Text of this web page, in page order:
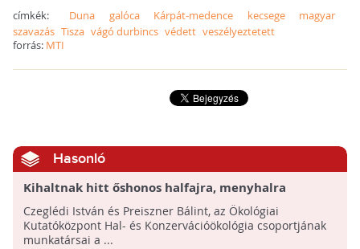
címkék: Duna galóca Kárpát-medence kecsege
magyar
szavazás Tisza vágó durbincs védett veszélyeztetett
forrás: MTI
Hasonló
Kihaltnak hitt őshonos halfajra, menyhalra
bukkantak a Balatonban!
Czeglédi István és Preiszner Bálint, az Ökológiai
Kutatóközpont Hal- és Konzervációökológia csoportjának
munkatársai a ...